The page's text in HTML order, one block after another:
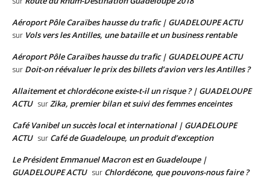
Aéroport Pôle Caraïbes hausse du trafic | GUADELOUPE ACTU
sur Vols vers les Antilles, une bataille et un business rentable
Aéroport Pôle Caraïbes hausse du trafic | GUADELOUPE ACTU
sur Doit-on réévaluer le prix des billets d’avion vers les Antilles ?
Allaitement et chlordécone existe-t-il un risque ? | GUADELOUPE
ACTU surZika, premier bilan et suivi des femmes enceintes
Café Vanibel un succès local et international | GUADELOUPE
ACTU sur Café de Guadeloupe, un produit d’exception
Le Président Emmanuel Macron est en Guadeloupe |
GUADELOUPE ACTU sur Chlordécone, que pouvons-nous faire ?